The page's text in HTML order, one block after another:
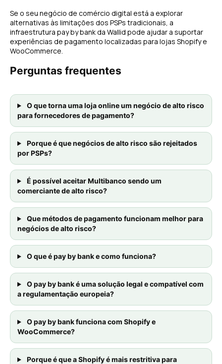
Se o seu negócio de comércio digital está a explorar
alternativas às limitações dos PSPs tradicionais, a
infraestrutura pay by bank da Wallid pode ajudar a suportar
experiências de pagamento localizadas para lojas Shopify e
WooCommerce.
Perguntas frequentes
O que torna uma loja online um negócio de alto risco
para fornecedores de pagamento?
Porque é que negócios de alto risco são rejeitados
por PSPs?
É possível aceitar Multibanco sendo um
comerciante de alto risco?
Que métodos de pagamento funcionam melhor para
negócios de alto risco?
O que é pay by bank e como funciona?
O pay by bank é uma solução legal e compatível com
a regulamentação europeia?
O pay by bank funciona com Shopify e
WooCommerce?
Porque é que a Shopify é mais restritiva para